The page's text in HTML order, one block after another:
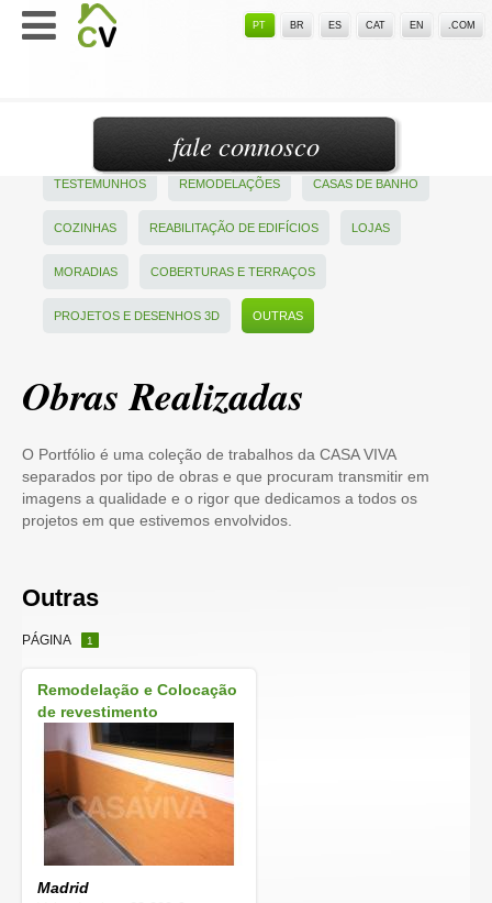
PT BR ES CAT EN .COM
TESTEMUNHOS REMODELAÇÕES CASAS DE BANHO
COZINHAS REABILITAÇÃO DE EDIFÍCIOS LOJAS
MORADIAS COBERTURAS E TERRAÇOS
PROJETOS E DESENHOS 3D OUTRAS
Obras Realizadas
O Portfólio é uma coleção de trabalhos da CASA VIVA
separados por tipo de obras e que procuram transmitir em
imagens a qualidade e o rigor que dedicamos a todos os
projetos em que estivemos envolvidos.
Outras
PÁGINA 1
Remodelação e Colocação
de revestimento
Madrid
fale connosco